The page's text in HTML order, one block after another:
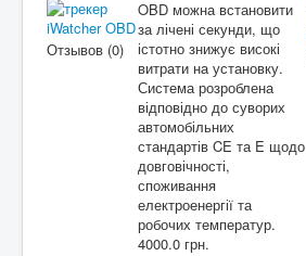
Отзывов (0)
OBD можна встановити
за лічені секунди, що
істотно знижує високі
витрати на установку.
Система розроблена
відповідно до суворих
автомобільних
стандартів CE та E щодо
довговічності,
споживання
електроенергії та
робочих температур.
4000.0 грн.